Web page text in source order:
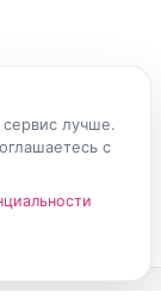
лучше.
с